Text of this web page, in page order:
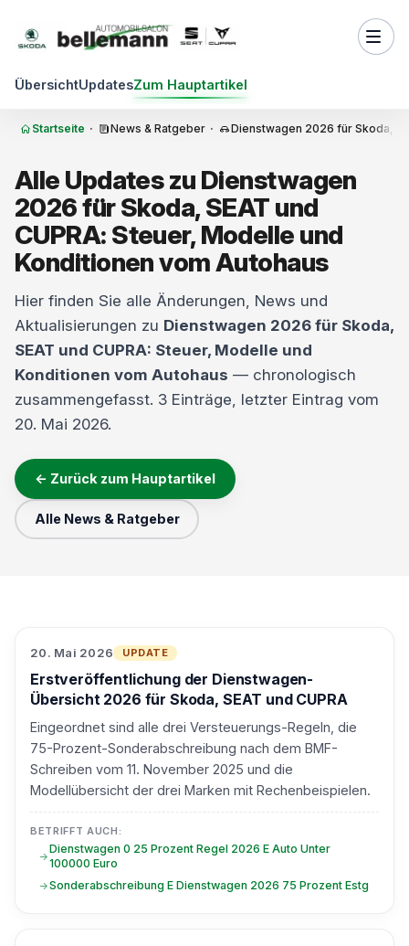
ÜbersichtUpdatesZum Hauptartikel
Startseite · News & Ratgeber · Dienstwagen 2026 für Skoda,
Alle Updates zu Dienstwagen
2026 für Skoda, SEAT und
CUPRA: Steuer, Modelle und
Konditionen vom Autohaus
Hier finden Sie alle Änderungen, News und
Aktualisierungen zu Dienstwagen 2026 für Skoda,
SEAT und CUPRA: Steuer, Modelle und
Konditionen vom Autohaus — chronologisch
zusammengefasst. 3 Einträge, letzter Eintrag vom
20. Mai 2026.
← Zurück zum Hauptartikel
Alle News & Ratgeber
20. Mai 2026 UPDATE
Erstveröffentlichung der Dienstwagen-
Übersicht 2026 für Skoda, SEAT und CUPRA
Eingeordnet sind alle drei Versteuerungs-Regeln, die
75-Prozent-Sonderabschreibung nach dem BMF-
Schreiben vom 11. November 2025 und die
Modellübersicht der drei Marken mit Rechenbeispielen.
BETRIFFT AUCH:
Dienstwagen 0 25 Prozent Regel 2026 E Auto Unter
100000 Euro
Sonderabschreibung E Dienstwagen 2026 75 Prozent Estg